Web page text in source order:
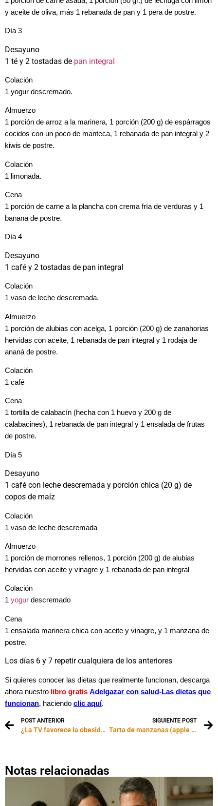
y aceite de oliva, más 1 rebanada de pan y 1 pera de postre.
Día 3
Desayuno
1 té y 2 tostadas de pan integral
Colación
1 yogur descremado.
Almuerzo
1 porción de arroz a la marinera, 1 porción (200 g) de espárragos
cocidos con un poco de manteca, 1 rebanada de pan integral y 2
kiwis de postre.
Colación
1 limonada.
Cena
1 porción de carne a la plancha con crema fría de verduras y 1
banana de postre.
Día 4
Desayuno
1 café y 2 tostadas de pan integral
Colación
1 vaso de leche descremada.
Almuerzo
1 porción de alubias con acelga, 1 porción (200 g) de zanahorias
hervidas con aceite, 1 rebanada de pan integral y 1 rodaja de
ananá de postre.
Colación
1 café
Cena
1 tortilla de calabacín (hecha con 1 huevo y 200 g de
calabacines), 1 rebanada de pan integral y 1 ensalada de frutas
de postre.
Día 5
Desayuno
1 café con leche descremada y porción chica (20 g) de
copos de maíz
Colación
1 vaso de Ieche descremada
Almuerzo
1 porción de morrones rellenos, 1 porción (200 g) de alubias
hervidas con aceite y vinagre y 1 rebanada de pan integral
Colación
1 yogur descremado
Cena
1 ensalada marinera chica con aceite y vinagre, y 1 manzana de
postre.
Los días 6 y 7 repetir cualquiera de los anteriores
Si quieres conocer las dietas que realmente funcionan, descarga
ahora nuestro libro gratis Adelgazar con salud-Las dietas que
funcionan, haciendo clic aquí.
POST ANTERIOR
¿La TV favorece la obesidad infantil?
SIGUIENTE POST
Tarta de manzanas (apple pie) reducida en calorías
Notas relacionadas